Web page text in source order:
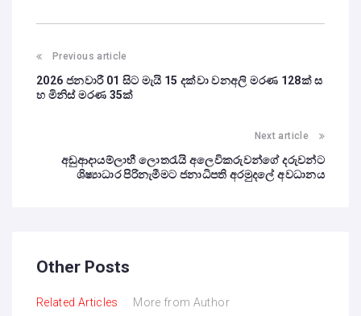
Previous article
2026 ජනවාරී 01 සිට මැයි 15 දක්වා වනඅලි මරණ 128ක් ස
හ මිනිස් මරණ 35ක්
Next article
අඩුආදායම්ලාභී ලොතරැයි අලෙවිකරුවන්ගේ දරුවන්ට
ශිෂ්‍යාධාර පිරිනැමීමට ජනාධිපති අරමුදලේ අවධානය
Other Posts
Related Articles More from Author